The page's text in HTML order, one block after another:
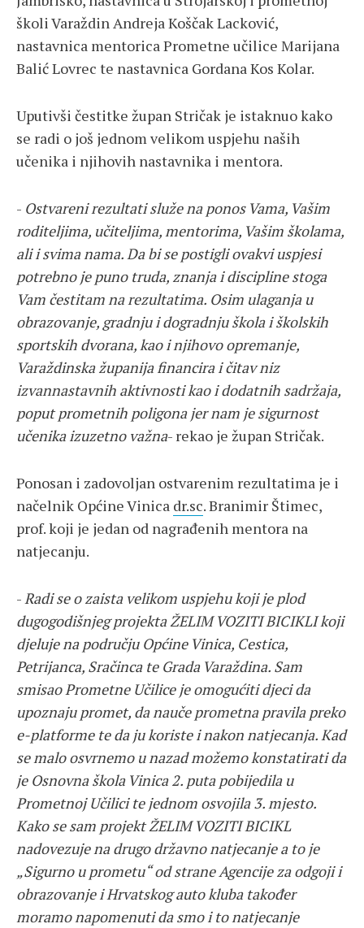
školi Varaždin Andreja Koščak Lacković,
nastavnica mentorica Prometne učilice Marijana
Balić Lovrec te nastavnica Gordana Kos Kolar.
Uputivši čestitke župan Stričak je istaknuo kako
se radi o još jednom velikom uspjehu naših
učenika i njihovih nastavnika i mentora.
- Ostvareni rezultati služe na ponos Vama, Vašim
roditeljima, učiteljima, mentorima, Vašim školama,
ali i svima nama. Da bi se postigli ovakvi uspjesi
potrebno je puno truda, znanja i discipline stoga
Vam čestitam na rezultatima. Osim ulaganja u
obrazovanje, gradnju i dogradnju škola i školskih
sportskih dvorana, kao i njihovo opremanje,
Varaždinska županija financira i čitav niz
izvannastavnih aktivnosti kao i dodatnih sadržaja,
poput prometnih poligona jer nam je sigurnost
učenika izuzetno važna- rekao je župan Stričak.
Ponosan i zadovoljan ostvarenim rezultatima je i
načelnik Općine Vinica dr.sc. Branimir Štimec,
prof. koji je jedan od nagrađenih mentora na
natjecanju.
-Radi se o zaista velikom uspjehu koji je plod
dugogodišnjeg projekta ŽELIM VOZITI BICIKLI koji
djeluje na području Općine Vinica, Cestica,
Petrijanca, Sračinca te Grada Varaždina. Sam
smisao Prometne Učilice je omogućiti djeci da
upoznaju promet, da nauče prometna pravila preko
e-platforme te da ju koriste i nakon natjecanja. Kad
se malo osvrnemo u nazad možemo konstatirati da
je Osnovna škola Vinica 2. puta pobijedila u
Prometnoj Učilici te jednom osvojila 3. mjesto.
Kako se sam projekt ŽELIM VOZITI BICIKL
nadovezuje na drugo državno natjecanje a to je
„Sigurno u prometu“ od strane Agencije za odgoji i
obrazovanje i Hrvatskog auto kluba također
moramo napomenuti da smo i to natjecanje